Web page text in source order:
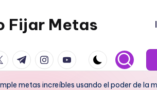
Fijar Metas
t.me instagram.com
youtube.com
metas increíbles usando el poder de la